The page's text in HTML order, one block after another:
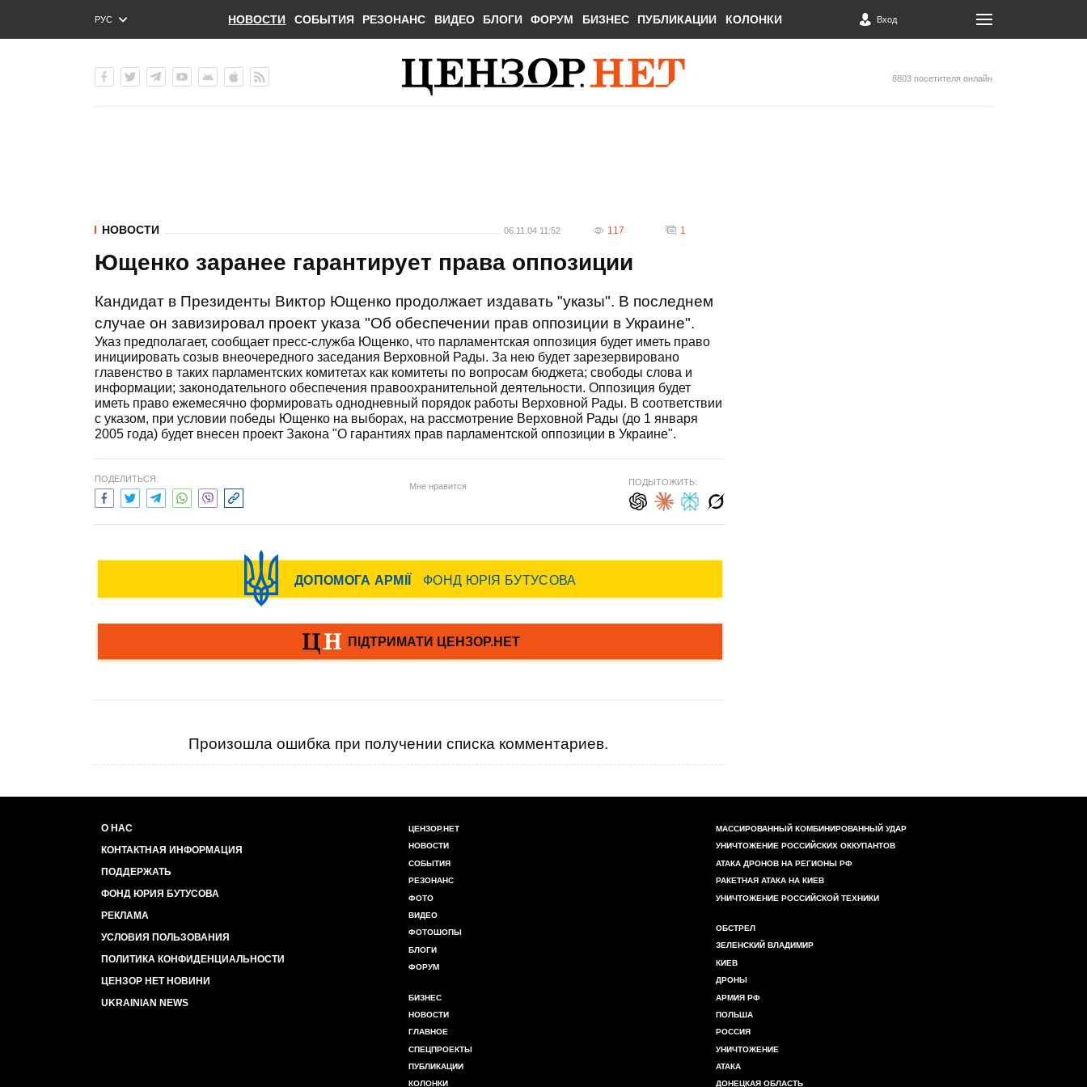
РУС
ENG
НОВОСТИ СОБЫТИЯ РЕЗОНАНС ВИДЕО БЛОГИ ФОРУМ БИЗНЕС ПУБЛИКАЦИИ КОЛОНКИ Вход
8803 посетителя онлайн
НОВОСТИ 06.11.04 11:52 117 1
Ющенко заранее гарантирует права оппозиции
Кандидат в Президенты Виктор Ющенко продолжает издавать "указы". В последнем
случае он завизировал проект указа "Об обеспечении прав оппозиции в Украине".
Указ предполагает, сообщает пресс-служба Ющенко, что парламентская оппозиция будет иметь право
инициировать созыв внеочередного заседания Верховной Рады. За нею будет зарезервировано
главенство в таких парламентских комитетах как комитеты по вопросам бюджета; свободы слова и
информации; законодательного обеспечения правоохранительной деятельности. Оппозиция будет
иметь право ежемесячно формировать однодневный порядок работы Верховной Рады. В соответствии
с указом, при условии победы Ющенко на выборах, на рассмотрение Верховной Рады (до 1 января
2005 года) будет внесен проект Закона "О гарантиях прав парламентской оппозиции в Украине".
ПОДЕЛИТЬСЯ:
Мне нравится ПОДЫТОЖИТЬ:
Произошла ошибка при получении списка комментариев.
О НАС
КОНТАКТНАЯ ИНФОРМАЦИЯ
ПОДДЕРЖАТЬ
ФОНД ЮРИЯ БУТУСОВА
РЕКЛАМА
УСЛОВИЯ ПОЛЬЗОВАНИЯ
ПОЛИТИКА КОНФИДЕНЦИАЛЬНОСТИ
ЦЕНЗОР НЕТ НОВИНИ
UKRAINIAN NEWS
ЦЕНЗОР.НЕТ
НОВОСТИ
СОБЫТИЯ
РЕЗОНАНС
ФОТО
ВИДЕО
ФОТОШОПЫ
БЛОГИ
ФОРУМ
БИЗНЕС
НОВОСТИ
ГЛАВНОЕ
СПЕЦПРОЕКТЫ
ПУБЛИКАЦИИ
КОЛОНКИ
МАССИРОВАННЫЙ КОМБИНИРОВАННЫЙ УДАР
УНИЧТОЖЕНИЕ РОССИЙСКИХ ОККУПАНТОВ
АТАКА ДРОНОВ НА РЕГИОНЫ РФ
РАКЕТНАЯ АТАКА НА КИЕВ
УНИЧТОЖЕНИЕ РОССИЙСКОЙ ТЕХНИКИ
ОБСТРЕЛ
ЗЕЛЕНСКИЙ ВЛАДИМИР
КИЕВ
ДРОНЫ
АРМИЯ РФ
ПОЛЬША
РОССИЯ
УНИЧТОЖЕНИЕ
АТАКА
ДОНЕЦКАЯ ОБЛАСТЬ